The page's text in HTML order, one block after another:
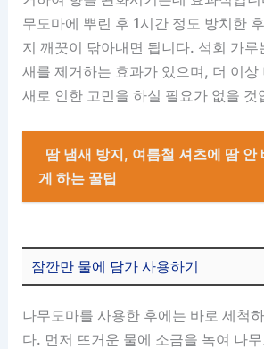
무도마에 뿌린 후 1시간 정도 방치한
지 깨끗이 닦아내면 됩니다. 석회 가루
새를 제거하는 효과가 있으며, 더 이상
새로 인한 고민을 하실 필요가 없을 것
땀 냄새 방지, 여름철 셔츠에 땀 안
게 하는 꿀팁
잠깐만 물에 담가 사용하기
나무도마를 사용한 후에는 바로 세척
다. 먼저 뜨거운 물에 소금을 녹여 나